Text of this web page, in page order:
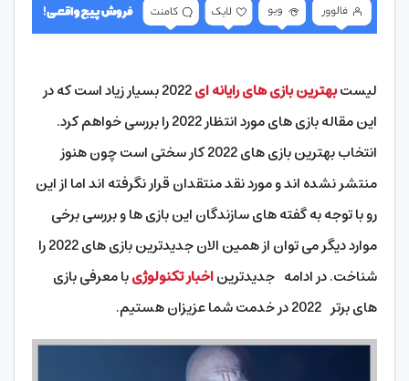
لیستبهترین بازی های رایانه ای
2022 بسیار زیاد است که در
این مقاله بازی های مورد انتظار 2022 را بررسی خواهم کرد.
انتخاب بهترین بازی های 2022 کار سختی است چون هنوز
منتشر نشده اند و مورد نقد منتقدان قرار نگرفته اند اما از این
رو با توجه به گفته های سازندگان این بازی ها و بررسی برخی
موارد دیگر می توان از همین الان جدیدترین بازی های 2022 را
شناخت. در ادامه جدیدتریناخبار تکنولوژیبا معرفی بازی
های برتر 2022 در خدمت شما عزیزان هستیم.